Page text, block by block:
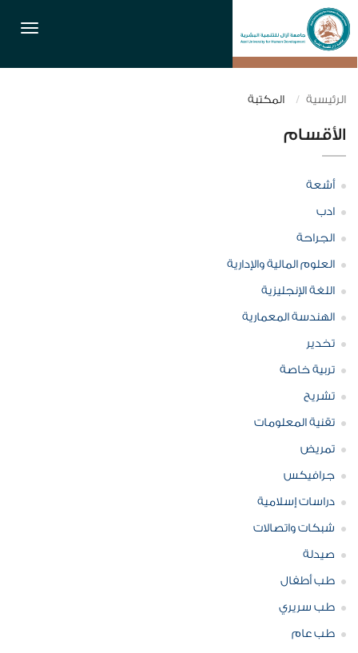
الرئيسية المكتبة
الأقسام
أشعة
ادب
الجراحة
العلوم المالية والإدارية
اللغة الإنجليزية
الهندسة المعمارية
تخدير
تربية خاصة
تشريح
تقنية المعلومات
تمريض
جرافيكس
دراسات إسلامية
شبكات واتصالات
صيدلة
طب أطفال
طب سريري
طب عام